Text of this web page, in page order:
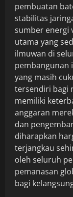
pembuatan
stabilitas
sumber energi
utama yang
ilmuwan di
yang masih
tersendiri bagi
memiliki
anggaran
dan
diharapkan
terjangkau
oleh seluruh
pemanasan
bagi